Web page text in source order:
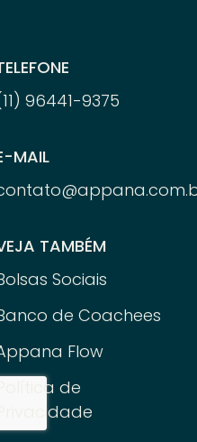
96441-9375
MAIL
TAMBÉM
Sociais
de Coachees
Flow
Política de
Privacidade